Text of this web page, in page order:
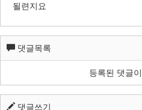
될련지요
댓글목록
등록된 댓글
댓글쓰기